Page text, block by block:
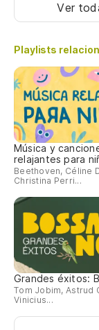
Ver
Playlists
Música y
relajantes para
Beethoven, Céline
Christina Perri...
Grandes éxitos:
Tom Jobim, Astrud
Vinicius...